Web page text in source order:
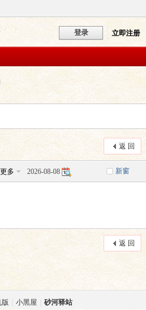
登录 立即注册
返 回
新窗
更多 2026-08-08
返 回
版 小黑屋 砂河驿站